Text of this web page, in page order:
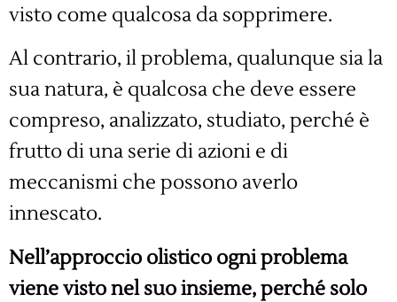
visto come qualcosa da sopprimere.
Al contrario, il problema, qualunque sia la
sua natura, è qualcosa che deve essere
compreso, analizzato, studiato, perché è
frutto di una serie di azioni e di
meccanismi che possono averlo
innescato.
Nell’approccio olistico ogni problema
viene visto nel suo insieme, perché solo